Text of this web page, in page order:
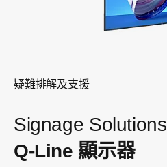
疑難排解及支援
Signage Solutions
Q-Line 顯示器